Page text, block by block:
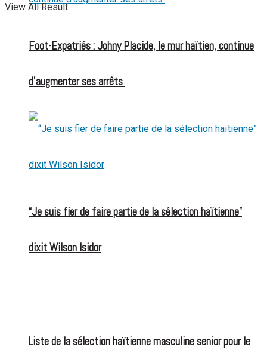
Foot-Expatriés : Johny Placide, le mur haïtien, continue
d’augmenter ses arrêts
“Je suis fier de faire partie de la sélection haïtienne”
dixit Wilson Isidor
Liste de la sélection haïtienne masculine senior pour le
View All Result